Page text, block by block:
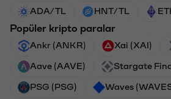
ADA/TL HNT/TL
Popüler kripto paralar
Ankr (ANKR) Xai (XAI)
Aave (AAVE) Stargate
PSG (PSG) Waves